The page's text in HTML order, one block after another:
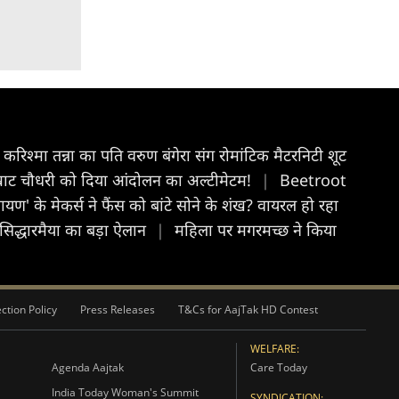
करिश्मा तन्ना का पति वरुण बंगेरा संग रोमांटिक मैटरनिटी शूट
चौधरी को दिया आंदोलन का अल्टीमेटम! |
Beetroot
के मेकर्स ने फैंस को बांटे सोने के शंख? वायरल हो रहा
का बड़ा ऐलान |
महिला पर मगरमच्छ ने किया
Policy Press Releases T&Cs for AajTak HD Contest
Agenda Aajtak
India Today Woman's Summit
WELFARE:
Care Today